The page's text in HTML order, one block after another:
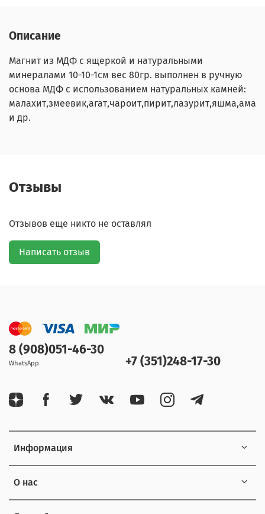
Описание
Магнит из МДФ с ящеркой и натуральными
минералами 10-10-1см вес 80гр. выполнен в ручную
основа МДФ с использованием натуральных камней:
и др.
Отзывы
Отзывов еще никто не оставлял
Написать отзыв
Информация
О нас
8 (908)051-46-30
WhatsApp +7 (351)248-17-30